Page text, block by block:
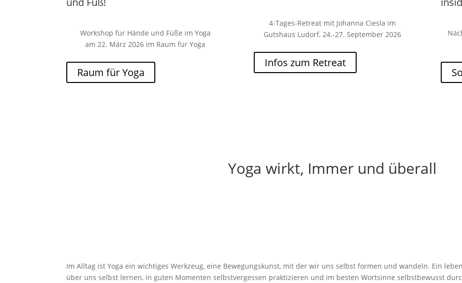
Workshop für Hände und Füße im Yoga
am 22. März 2026 im Raum für Yoga
Raum für Yoga
4-Tages-Retreat mit Johanna Ciesla im
Gutshaus Ludorf, 24.-27. September 2026
Infos zum Retreat
Yoga wirkt, Immer und überall
Im Alltag ist Yoga ein wichtiges Werkzeug, eine Bewegungskunst, mit der wir uns selbst formen und wandeln. Ein
über uns selbst lernen, in guten Momenten selbstvergessen praktizieren und im besten Wortsinne selbstbewusst